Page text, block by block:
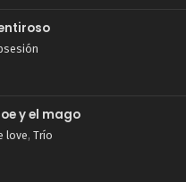
y el mago
love, Trío